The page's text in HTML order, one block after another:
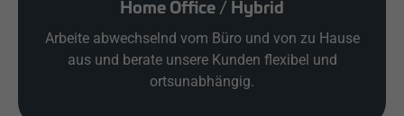
Home Office / Hybrid
Arbeite abwechselnd vom Büro und von zu Hause
aus und berate unsere Kunden flexibel und
ortsunabhängig.